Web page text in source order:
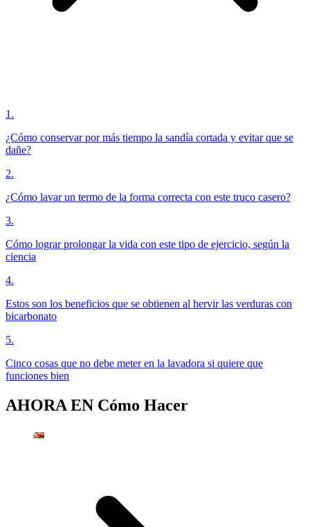
1 .
¿Cómo conservar por más tiempo la sandía cortada y evitar que se
dañe?
2.
¿Cómo lavar un termo de la forma correcta con este truco casero?
3.
Cómo lograr prolongar la vida con este tipo de ejercicio, según la
ciencia
4.
Estos son los beneficios que se obtienen al hervir las verduras con
bicarbonato
5.
Cinco cosas que no debe meter en la lavadora si quiere que
funciones bien
AHORA EN Cómo Hacer